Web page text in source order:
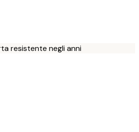
resistente negli anni